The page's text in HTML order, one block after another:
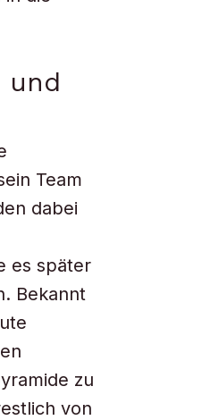
und
Team
dabei
es später
Bekannt
zu
von